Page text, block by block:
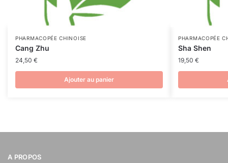
PHARMACOPÉE CHINOISE
Cang Zhu
24,50 €
Ajouter au panier
PHARMACOPÉE
Sha Shen
19,50 €
A PROPOS